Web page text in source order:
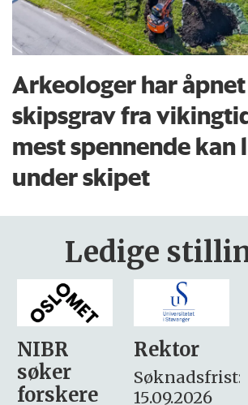
Arkeologer har
skipsgrav fra
mest spennende kan
under skipet
Ledige
Rektor
Søknadsfrist:
15.09.2026
innen
miljøkjemi